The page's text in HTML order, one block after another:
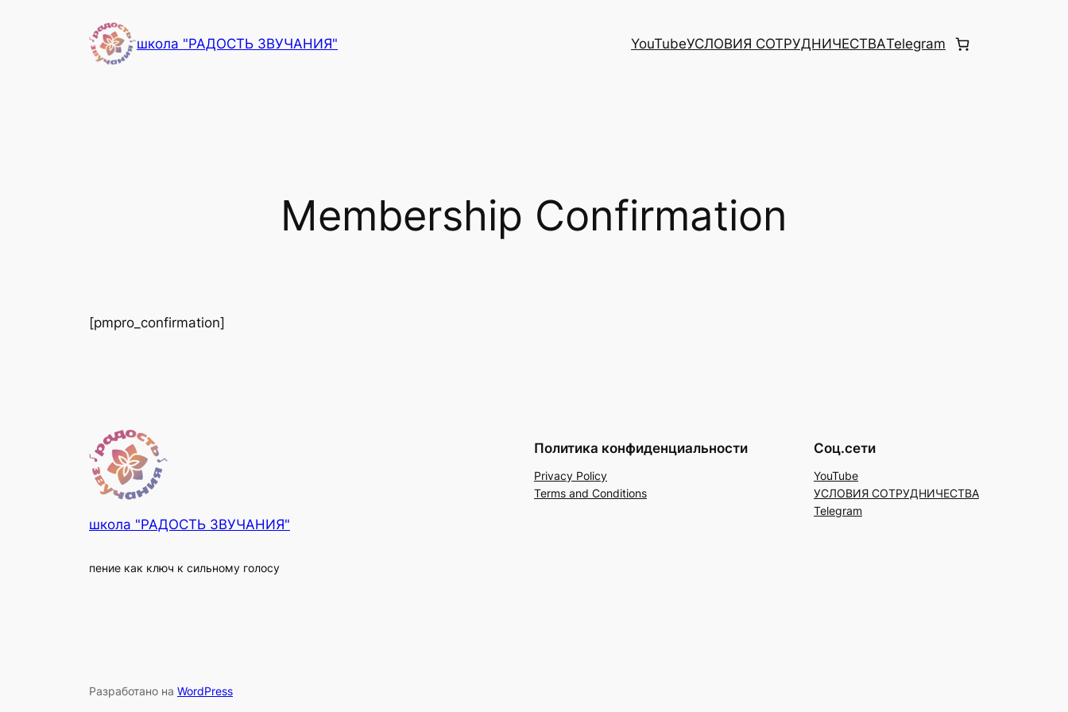
содержимому
школа "РАДОСТЬ ЗВУЧАНИЯ" YouTubeУСЛОВИЯ СОТРУДНИЧЕСТВАTelegram
Membership Confirmation
[pmpro_confirmation]
школа "РАДОСТЬ ЗВУЧАНИЯ"
пение как ключ к сильному голосу
Политика конфиденциальности
Privacy Policy
Terms and Conditions
Соц.сети
YouTube
УСЛОВИЯ СОТРУДНИЧЕСТВА
Telegram
Разработано на WordPress